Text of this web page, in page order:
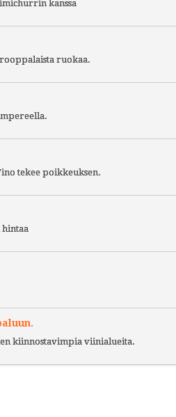
kanssa
ruokaa.
tekee poikkeuksen.
kiinnostavimpia viinialueita.